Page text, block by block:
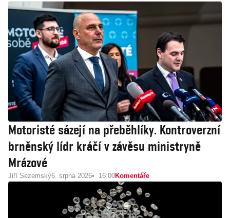
Motoristé sázejí na přeběhlíky. Kontroverzní
brněnský lídr kráčí v závěsu ministryně
Mrázové
Jiří Sezemský6. srpna 2026 16:00Komentáře